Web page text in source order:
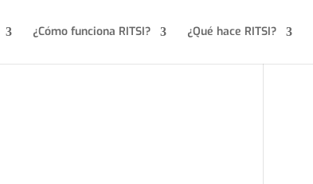
¿Cómo funciona RITSI? ¿Qué hace RITSI?